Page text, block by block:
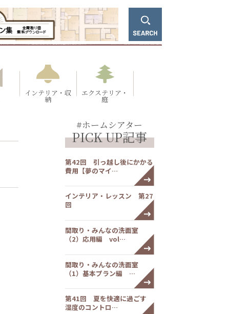
インテリア・収
納
エクステリア・
庭
#ホームシアター
PICK UP記事
第42回 引っ越し後にかかる
費用【夢のマイ…
インテリア・レッスン 第27
回
間取り・みんなの洗面室
（2）応用編 vol…
間取り・みんなの洗面室
（1）基本プラン編 …
第41回 夏を快適に過ごす
湿度のコントロ…